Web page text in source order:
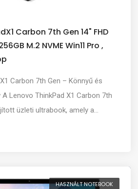
Carbon 7th Gen 14" FHD
M.2 NVME Win11 Pro ,
Carbon 7th Gen – Könnyű és
Lenovo ThinkPad X1 Carbon 7th
üzleti ultrabook, amely a...
HASZNÁLT NOTEBOOK